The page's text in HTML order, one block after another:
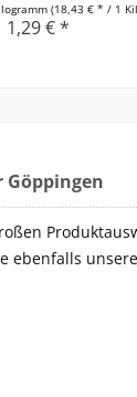
(18,43 € * / 1 Kilogramm)
1,29 € *
ebenfalls